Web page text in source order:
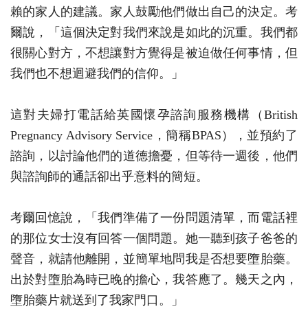
賴的家人的建議。家人鼓勵他們做出自己的決定。考
爾說，「這個決定對我們來說是如此的沉重。我們都
很關心對方，不想讓對方覺得是被迫做任何事情，但
我們也不想迴避我們的信仰。」
這對夫婦打電話給英國懷孕諮詢服務機構（British
Pregnancy Advisory Service，簡稱BPAS），並預約了
諮詢，以討論他們的道德擔憂，但等待一週後，他們
與諮詢師的通話卻出乎意料的簡短。
考爾回憶說，「我們準備了一份問題清單，而電話裡
的那位女士沒有回答一個問題。她一聽到孩子爸爸的
聲音，就請他離開，並簡單地問我是否想要墮胎藥。
出於對墮胎為時已晚的擔心，我答應了。幾天之內，
墮胎藥片就送到了我家門口。」